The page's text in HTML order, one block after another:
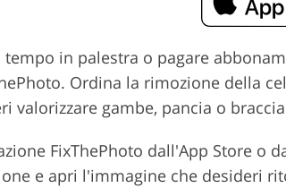
tempo in palestra o pagare
Ordina la rimozione della
valorizzare gambe, pancia o
FixThePhoto dall'App Store o
e apri l'immagine che desideri